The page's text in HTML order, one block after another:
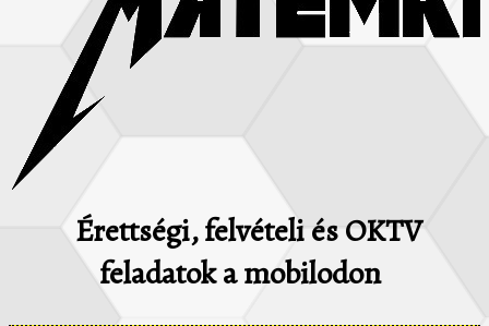
Érettségi, felvételi és OKTV
feladatok a mobilodon